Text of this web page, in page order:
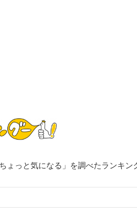
ょっと気になる」を調べたランキン